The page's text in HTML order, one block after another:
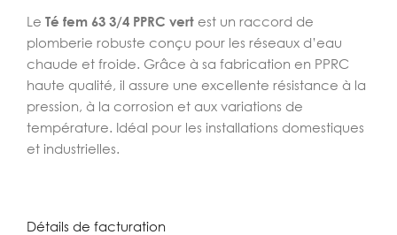
Le Té fem 63 3/4 PPRC vert est un raccord de
plomberie robuste conçu pour les réseaux d’eau
chaude et froide. Grâce à sa fabrication en PPRC
haute qualité, il assure une excellente résistance à la
pression, à la corrosion et aux variations de
température. Idéal pour les installations domestiques
et industrielles.
Détails de facturation